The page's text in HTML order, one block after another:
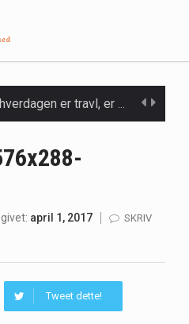
Irritabel tyktarm (Irritable Bowel Syndrome, IBS) er en udbredt fordøjelseslidelse, der påvirker millioner af mennesker…
Massagestole er ikke længere forbeholdt luksuriøse spaer og wellnesscentre - de er nu tilgængelige til…
april 1, 2017
SKRIV
Tweet dette!